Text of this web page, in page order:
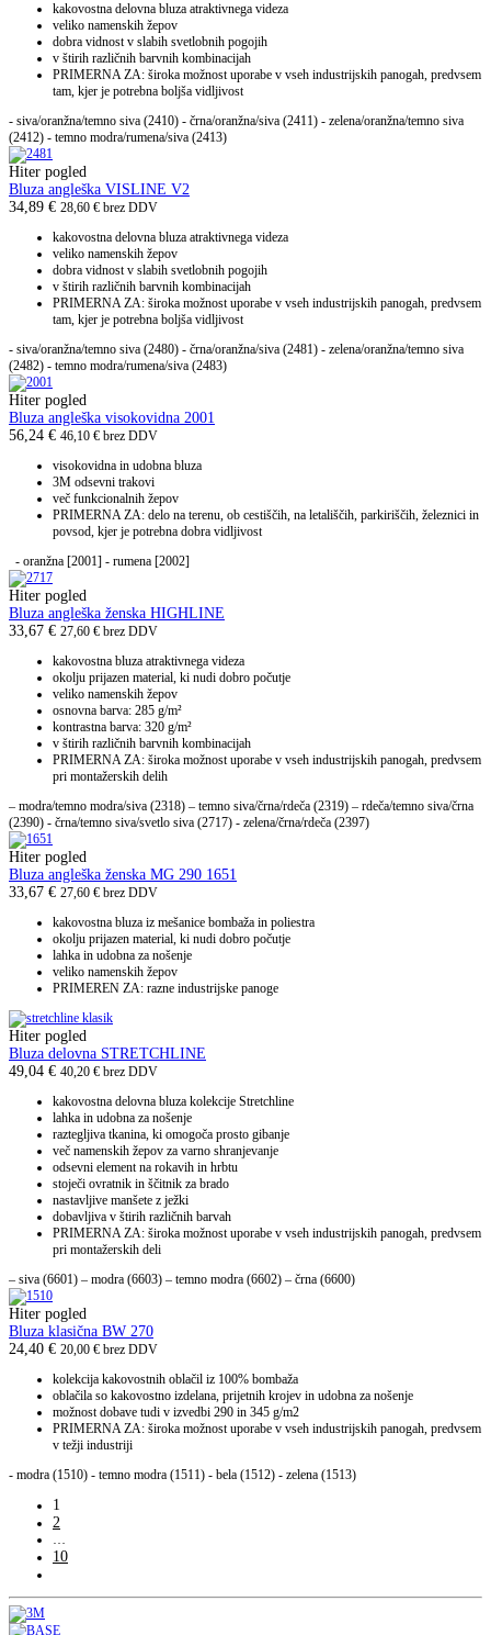
kakovostna delovna bluza atraktivnega videza
veliko namenskih žepov
dobra vidnost v slabih svetlobnih pogojih
v štirih različnih barvnih kombinacijah
PRIMERNA ZA: široka možnost uporabe v vseh industrijskih panogah, predvsem
tam, kjer je potrebna boljša vidljivost
- siva/oranžna/temno siva (2410) - črna/oranžna/siva (2411) - zelena/oranžna/temno siva
(2412) - temno modra/rumena/siva (2413)
Hiter pogled
Bluza angleška VISLINE V2
34,89 € 28,60 € brez DDV
kakovostna delovna bluza atraktivnega videza
veliko namenskih žepov
dobra vidnost v slabih svetlobnih pogojih
v štirih različnih barvnih kombinacijah
PRIMERNA ZA: široka možnost uporabe v vseh industrijskih panogah, predvsem
tam, kjer je potrebna boljša vidljivost
- siva/oranžna/temno siva (2480) - črna/oranžna/siva (2481) - zelena/oranžna/temno siva
(2482) - temno modra/rumena/siva (2483)
Hiter pogled
Bluza angleška visokovidna 2001
56,24 € 46,10 € brez DDV
visokovidna in udobna bluza
3M odsevni trakovi
več funkcionalnih žepov
PRIMERNA ZA: delo na terenu, ob cestiščih, na letališčih, parkiriščih, železnici in
povsod, kjer je potrebna dobra vidljivost
- oranžna [2001] - rumena [2002]
Hiter pogled
Bluza angleška ženska HIGHLINE
33,67 € 27,60 € brez DDV
kakovostna bluza atraktivnega videza
okolju prijazen material, ki nudi dobro počutje
veliko namenskih žepov
osnovna barva: 285 g/m²
kontrastna barva: 320 g/m²
v štirih različnih barvnih kombinacijah
PRIMERNA ZA: široka možnost uporabe v vseh industrijskih panogah, predvsem
pri montažerskih delih
– modra/temno modra/siva (2318) – temno siva/črna/rdeča (2319) – rdeča/temno siva/črna
(2390) - črna/temno siva/svetlo siva (2717) - zelena/črna/rdeča (2397)
Hiter pogled
Bluza angleška ženska MG 290 1651
33,67 € 27,60 € brez DDV
kakovostna bluza iz mešanice bombaža in poliestra
okolju prijazen material, ki nudi dobro počutje
lahka in udobna za nošenje
veliko namenskih žepov
PRIMEREN ZA: razne industrijske panoge
Hiter pogled
Bluza delovna STRETCHLINE
49,04 € 40,20 € brez DDV
kakovostna delovna bluza kolekcije Stretchline
lahka in udobna za nošenje
raztegljiva tkanina, ki omogoča prosto gibanje
več namenskih žepov za varno shranjevanje
odsevni element na rokavih in hrbtu
stoječi ovratnik in ščitnik za brado
nastavljive manšete z ježki
dobavljiva v štirih različnih barvah
PRIMERNA ZA: široka možnost uporabe v vseh industrijskih panogah, predvsem
pri montažerskih deli
– siva (6601) – modra (6603) – temno modra (6602) – črna (6600)
Hiter pogled
Bluza klasična BW 270
24,40 € 20,00 € brez DDV
kolekcija kakovostnih oblačil iz 100% bombaža
oblačila so kakovostno izdelana, prijetnih krojev in udobna za nošenje
možnost dobave tudi v izvedbi 290 in 345 g/m2
PRIMERNA ZA: široka možnost uporabe v vseh industrijskih panogah, predvsem
v težji industriji
- modra (1510) - temno modra (1511) - bela (1512) - zelena (1513)
1
2
…
10